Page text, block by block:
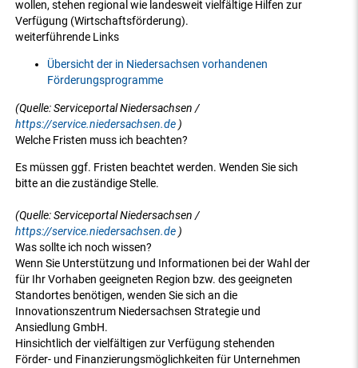
wollen, stehen regional wie landesweit vielfältige Hilfen zur
Verfügung (Wirtschaftsförderung).
weiterführende Links
Übersicht der in Niedersachsen vorhandenen
Förderungsprogramme
(Quelle: Serviceportal Niedersachsen /
https://service.niedersachsen.de )
Welche Fristen muss ich beachten?
Es müssen ggf. Fristen beachtet werden. Wenden Sie sich
bitte an die zuständige Stelle.
(Quelle: Serviceportal Niedersachsen /
https://service.niedersachsen.de )
Was sollte ich noch wissen?
Wenn Sie Unterstützung und Informationen bei der Wahl der
für Ihr Vorhaben geeigneten Region bzw. des geeigneten
Standortes benötigen, wenden Sie sich an die
Innovationszentrum Niedersachsen Strategie und
Ansiedlung GmbH.
Hinsichtlich der vielfältigen zur Verfügung stehenden
Förder- und Finanzierungsmöglichkeiten für Unternehmen